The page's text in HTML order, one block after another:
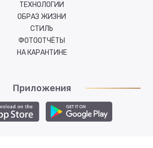
ТЕХНОЛОГИИ
ОБРАЗ ЖИЗНИ
СТИЛЬ
ФОТООТЧЁТЫ
НА КАРАНТИНЕ
Приложения